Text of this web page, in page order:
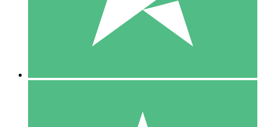
10 00
10 Nedladdningar